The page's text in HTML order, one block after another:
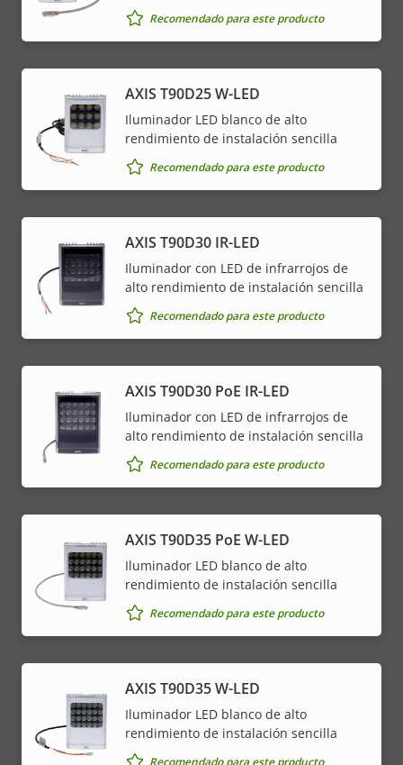
Recomendado para este producto
AXIS T90D25 W-LED
Iluminador LED blanco de alto
rendimiento de instalación sencilla
Recomendado para este producto
AXIS T90D30 IR-LED
Iluminador con LED de infrarrojos de
alto rendimiento de instalación sencilla
Recomendado para este producto
AXIS T90D30 PoE IR-LED
Iluminador con LED de infrarrojos de
alto rendimiento de instalación sencilla
Recomendado para este producto
AXIS T90D35 PoE W-LED
Iluminador LED blanco de alto
rendimiento de instalación sencilla
Recomendado para este producto
AXIS T90D35 W-LED
Iluminador LED blanco de alto
rendimiento de instalación sencilla
Recomendado para este producto